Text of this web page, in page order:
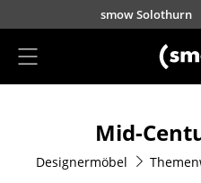
Direkt zum Inhaltsmow Solothurn
Esszimmerstühle
Mid-
Designermöbel